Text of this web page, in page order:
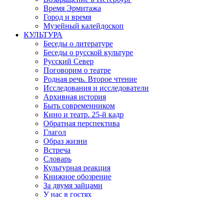
Время Эрмитажа
Город и время
Музейный калейдоскоп
КУЛЬТУРА
Беседы о литературе
Беседы о русской культуре
Русский Север
Поговорим о театре
Родная речь. Второе чтение
Исследования и исследователи
Архивная история
Быть современником
Кино и театр. 25-й кадр
Обратная перспектива
Глагол
Образ жизни
Встреча
Словарь
Культурная реакция
Книжное обозрение
За двумя зайцами
У нас в гостях